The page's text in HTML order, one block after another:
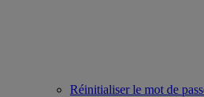
Réinitialiser le mot de